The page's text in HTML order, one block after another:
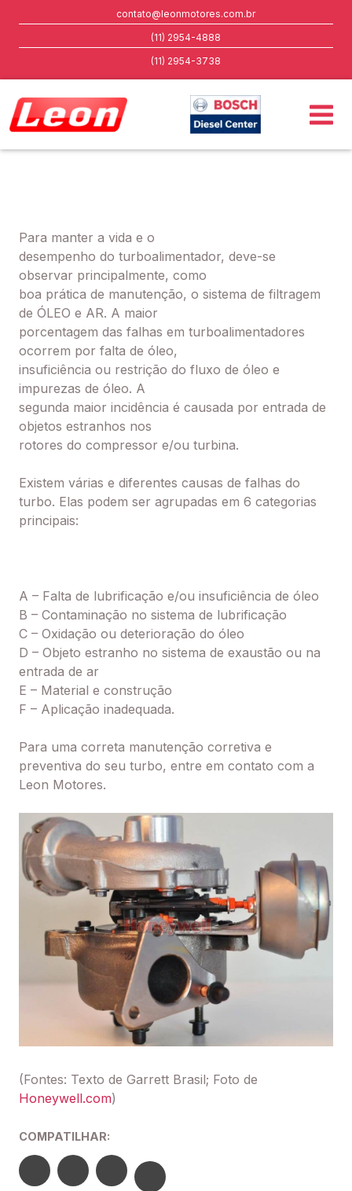
contato@leonmotores.com.br
(11) 2954-4888
(11) 2954-3738
Para manter a vida e o
desempenho do turboalimentador, deve-se
observar principalmente, como
boa prática de manutenção, o sistema de filtragem
de ÓLEO e AR. A maior
porcentagem das falhas em turboalimentadores
ocorrem por falta de óleo,
insuficiência ou restrição do fluxo de óleo e
impurezas de óleo. A
segunda maior incidência é causada por entrada de
objetos estranhos nos
rotores do compressor e/ou turbina.
Existem várias e diferentes causas de falhas do
turbo. Elas podem ser agrupadas em 6 categorias
principais:
A – Falta de lubrificação e/ou insuficiência de óleo
B – Contaminação no sistema de lubrificação
C – Oxidação ou deterioração do óleo
D – Objeto estranho no sistema de exaustão ou na
entrada de ar
E – Material e construção
F – Aplicação inadequada.
Para uma correta manutenção corretiva e
preventiva do seu turbo, entre em contato com a
Leon Motores.
(Fontes: Texto de Garrett Brasil; Foto de
Honeywell.com)
COMPATILHAR: